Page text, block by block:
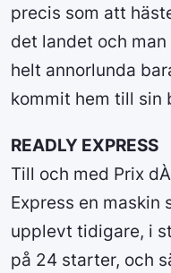
precis som att
det landet och
helt annorlunda
kommit hem till sin
READLY EXPRESS
Till och med Prix
Express en
upplevt tidigare, i
på 24 starter, och